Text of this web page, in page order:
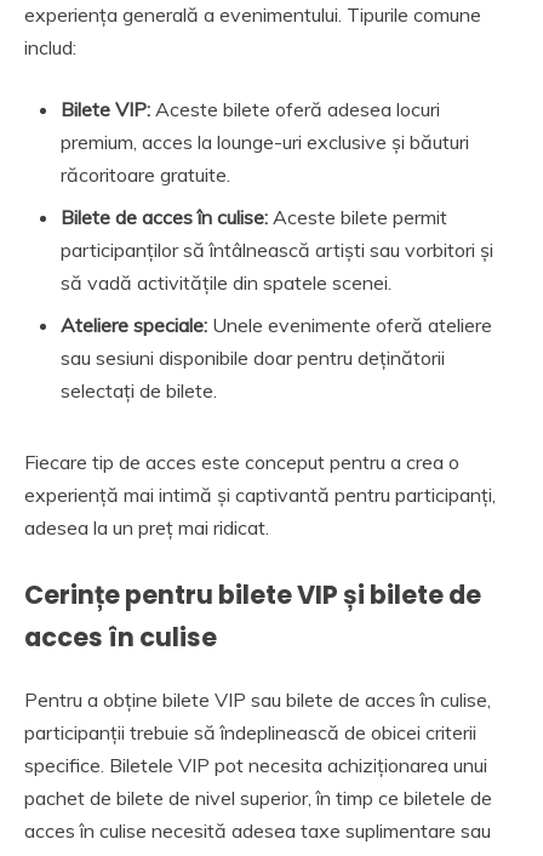
experiența generală a evenimentului. Tipurile comune
includ:
Bilete VIP: Aceste bilete oferă adesea locuri
premium, acces la lounge-uri exclusive și băuturi
răcoritoare gratuite.
Bilete de acces în culise: Aceste bilete permit
participanților să întâlnească artiști sau vorbitori și
să vadă activitățile din spatele scenei.
Ateliere speciale: Unele evenimente oferă ateliere
sau sesiuni disponibile doar pentru deținătorii
selectați de bilete.
Fiecare tip de acces este conceput pentru a crea o
experiență mai intimă și captivantă pentru participanți,
adesea la un preț mai ridicat.
Cerințe pentru bilete VIP și bilete de
acces în culise
Pentru a obține bilete VIP sau bilete de acces în culise,
participanții trebuie să îndeplinească de obicei criterii
specifice. Biletele VIP pot necesita achiziționarea unui
pachet de bilete de nivel superior, în timp ce biletele de
acces în culise necesită adesea taxe suplimentare sau